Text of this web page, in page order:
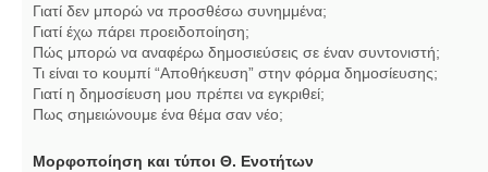
Γιατί δεν μπορώ να προσθέσω συνημμένα;
Γιατί έχω πάρει προειδοποίηση;
Πώς μπορώ να αναφέρω δημοσιεύσεις σε έναν συντονιστή;
Τι είναι το κουμπί “Αποθήκευση” στην φόρμα δημοσίευσης;
Γιατί η δημοσίευση μου πρέπει να εγκριθεί;
Πως σημειώνουμε ένα θέμα σαν νέο;
Μορφοποίηση και τύποι Θ. Ενοτήτων